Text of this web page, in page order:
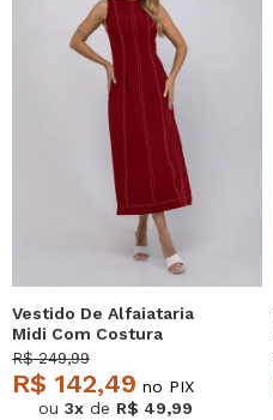
Vestido De Alfaiataria
Midi Com Costura
Contrastantes Vinho
Salvatore
R$ 249,99
R$ 142,49 no PIX
ou 3x de R$ 49,99